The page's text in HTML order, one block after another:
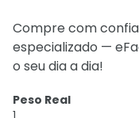
Compre com
especializado —
o seu dia a dia!
Peso Real